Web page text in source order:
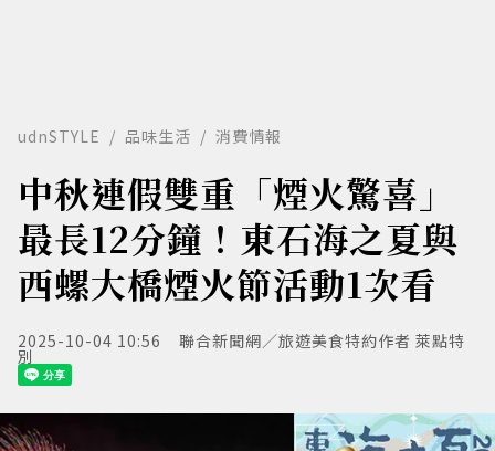
udnSTYLE 品味生活 消費情報
中秋連假雙重「煙火驚喜」
最長12分鐘！東石海之夏與
西螺大橋煙火節活動1次看
2025-10-04 10:56 聯合新聞網／旅遊美食特約作者 萊點特
別